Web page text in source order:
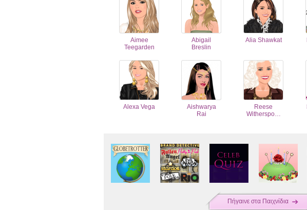
Aimee
Teegarden
Abigail
Breslin
Alia Shawkat
Alexa Vega
Aishwarya
Rai
Reese
Witherspo…
Πήγαινε στα Παιχνίδια